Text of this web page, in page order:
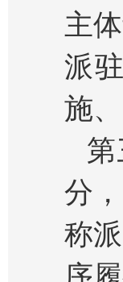
主
派
施
分
称